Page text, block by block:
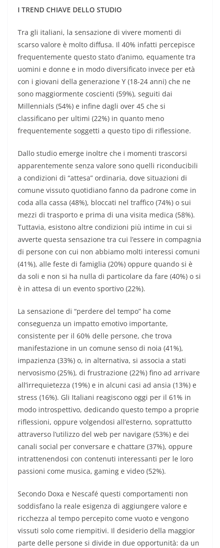
I TREND CHIAVE DELLO STUDIO
Tra gli italiani, la sensazione di vivere momenti di
scarso valore è molto diffusa. Il 40% infatti percepisce
frequentemente questo stato d’animo, equamente tra
uomini e donne e in modo diversificato invece per età
con i giovani della generazione Y (18-24 anni) che ne
sono maggiormente coscienti (59%), seguiti dai
Millennials (54%) e infine dagli over 45 che si
classificano per ultimi (22%) in quanto meno
frequentemente soggetti a questo tipo di riflessione.
Dallo studio emerge inoltre che i momenti trascorsi
apparentemente senza valore sono quelli riconducibili
a condizioni di “attesa” ordinaria, dove situazioni di
comune vissuto quotidiano fanno da padrone come in
coda alla cassa (48%), bloccati nel traffico (74%) o sui
mezzi di trasporto e prima di una visita medica (58%).
Tuttavia, esistono altre condizioni più intime in cui si
avverte questa sensazione tra cui l’essere in compagnia
di persone con cui non abbiamo molti interessi comuni
(41%), alle feste di famiglia (20%) oppure quando si è
da soli e non si ha nulla di particolare da fare (40%) o si
è in attesa di un evento sportivo (22%).
La sensazione di “perdere del tempo” ha come
conseguenza un impatto emotivo importante,
consistente per il 60% delle persone, che trova
manifestazione in un comune senso di noia (41%),
impazienza (33%) o, in alternativa, si associa a stati
nervosismo (25%), di frustrazione (22%) fino ad arrivare
all’irrequietezza (19%) e in alcuni casi ad ansia (13%) e
stress (16%). Gli Italiani reagiscono oggi per il 61% in
modo introspettivo, dedicando questo tempo a proprie
riflessioni, oppure volgendosi all’esterno, soprattutto
attraverso l’utilizzo del web per navigare (53%) e dei
canali social per conversare e chattare (37%), oppure
intrattenendosi con contenuti interessanti per le loro
passioni come musica, gaming e video (52%).
Secondo Doxa e Nescafé questi comportamenti non
soddisfano la reale esigenza di aggiungere valore e
ricchezza al tempo percepito come vuoto e vengono
vissuti solo come riempitivi. Il desiderio della maggior
parte delle persone si divide in due opportunità: da un